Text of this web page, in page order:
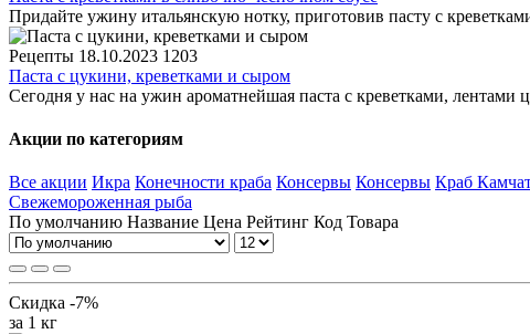
Придайте ужину итальянскую нотку, приготовив пасту с
Рецепты 18.10.2023 1203
Паста с цукини, креветками и сыром
Сегодня у нас на ужин ароматнейшая паста с креветками,
Акции по категориям
Все акции Икра Конечности краба Консервы Консервы Краб
Свежемороженная рыба
По умолчанию Название Цена Рейтинг Код Товара
Скидка -7%
за 1 кг